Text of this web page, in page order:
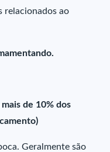
relacionados ao
de 10% dos
Geralmente são